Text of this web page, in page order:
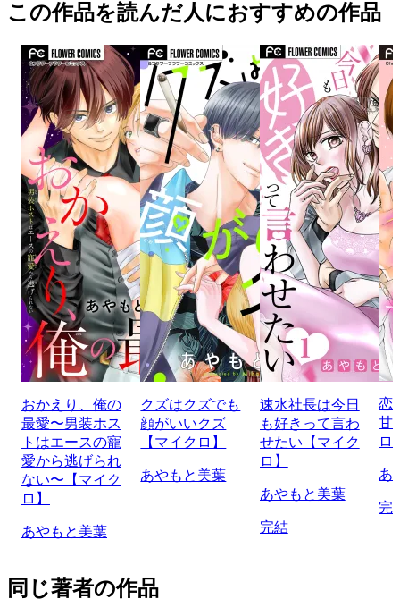
この作品を読んだ人におすすめの作品
おかえり、俺の
最愛〜男装ホス
トはエースの寵
愛から逃げられ
ない〜【マイク
ロ】
あやもと美葉
クズはクズでも
顔がいいクズ
【マイクロ】
あやもと美葉
速水社長は今日
も好きって言わ
せたい【マイク
ロ】
あやもと美葉
完結
恋
甘
ロ
あ
完
同じ著者の作品